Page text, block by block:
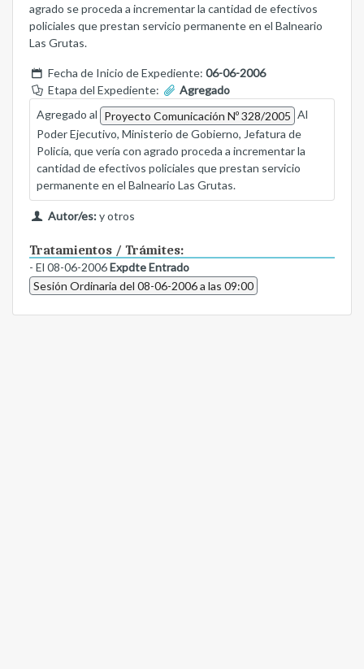
agrado se proceda a incrementar la cantidad de efectivos
policiales que prestan servicio permanente en el Balneario
Las Grutas.
Fecha de Inicio de Expediente: 06-06-2006
Etapa del Expediente:
Agregado
Agregado al Proyecto Comunicación Nº 328/2005 Al
Poder Ejecutivo, Ministerio de Gobierno, Jefatura de
Policía, que vería con agrado proceda a incrementar la
cantidad de efectivos policiales que prestan servicio
permanente en el Balneario Las Grutas.
Autor/es:y otros
Tratamientos / Trámites:
- El 08-06-2006Expdte Entrado
Sesión Ordinaria del 08-06-2006 a las 09:00